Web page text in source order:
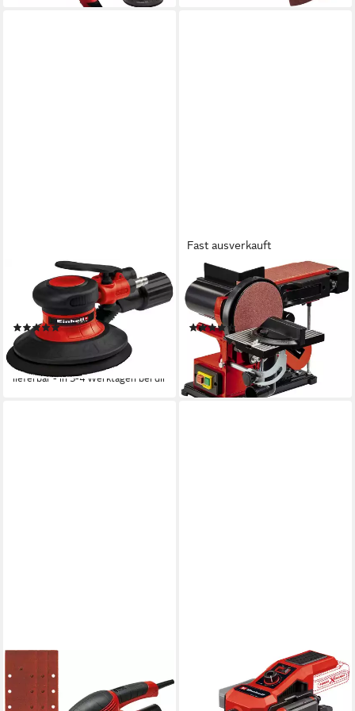
EINHELL
Exzenterschleifer TC-PE 150,
10500 U/min, (4 tlg)
(2)
48,49 € UVP60,95 €
-20%
lieferbar - in 3-4 Werktagen bei dir
Fast ausverkauft
EINHELL
Stand-Band-Tellerschleifer
TC-US 380
(3)
110,89 € UVP147,95 €
-25%
lieferbar - in 3-4 Werktagen bei dir
EINHELL
Schwingschleifer TC-OS
1520, 23000 U/min, zum
Akku-Multischleifer Akku-
Schleif-/Gravur-Werkzeug